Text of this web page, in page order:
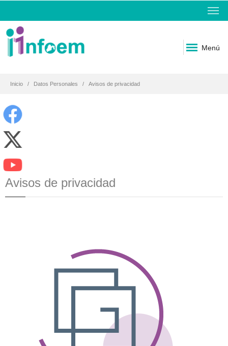
Menú
Inicio Datos Personales Avisos de privacidad
Avisos de privacidad